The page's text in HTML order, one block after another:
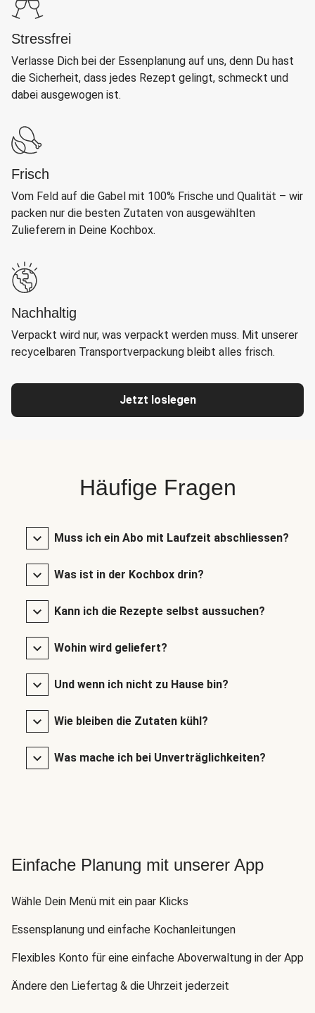
Stressfrei
Verlasse Dich bei der Essenplanung auf uns, denn Du hast
die Sicherheit, dass jedes Rezept gelingt, schmeckt und
dabei ausgewogen ist.
Frisch
Vom Feld auf die Gabel mit 100% Frische und Qualität – wir
packen nur die besten Zutaten von ausgewählten
Zulieferern in Deine Kochbox.
Nachhaltig
Verpackt wird nur, was verpackt werden muss. Mit unserer
recycelbaren Transportverpackung bleibt alles frisch.
Jetzt loslegen
Häufige Fragen
Muss ich ein Abo mit Laufzeit abschliessen?
Was ist in der Kochbox drin?
Kann ich die Rezepte selbst aussuchen?
Wohin wird geliefert?
Und wenn ich nicht zu Hause bin?
Wie bleiben die Zutaten kühl?
Was mache ich bei Unverträglichkeiten?
Einfache Planung mit unserer App
Wähle Dein Menü mit ein paar Klicks
Essensplanung und einfache Kochanleitungen
Flexibles Konto für eine einfache Aboverwaltung in der App
Ändere den Liefertag & die Uhrzeit jederzeit